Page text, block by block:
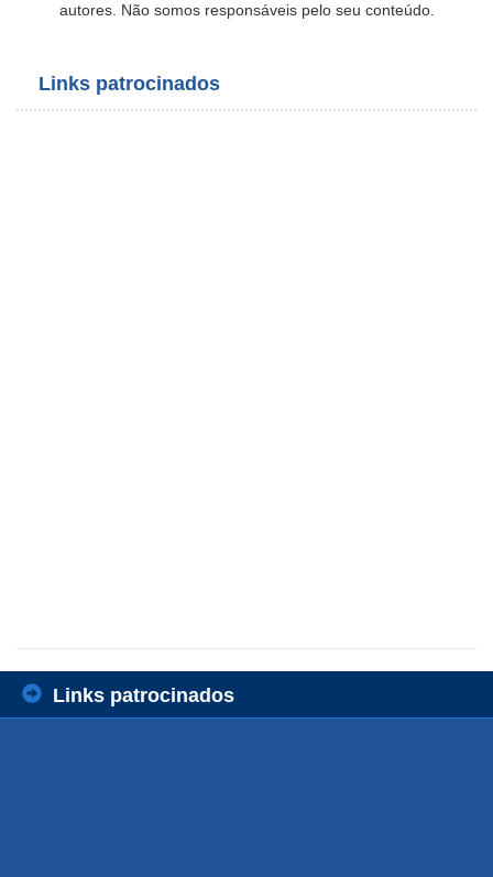
autores. Não somos responsáveis pelo seu conteúdo.
Links patrocinados
Links patrocinados